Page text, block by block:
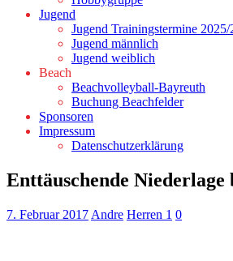
Jugend
Jugend Trainingstermine 2025/
Jugend männlich
Jugend weiblich
Beach
Beachvolleyball-Bayreuth
Buchung Beachfelder
Sponsoren
Impressum
Datenschutzerklärung
Enttäuschende
7. Februar 2017 Andre Herren 1 0